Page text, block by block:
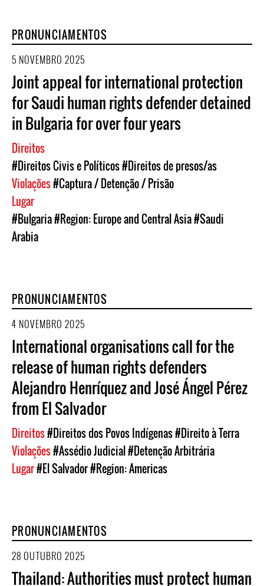
PRONUNCIAMENTOS
5 NOVEMBRO 2025
Joint appeal for international protection
for Saudi human rights defender detained
in Bulgaria for over four years
Direitos
#Direitos Civis e Políticos#Direitos de presos/as
Violações#Captura / Detenção / Prisão
Lugar
#Bulgaria#Region: Europe and Central Asia#Saudi
Arabia
PRONUNCIAMENTOS
4 NOVEMBRO 2025
International organisations call for the
release of human rights defenders
Alejandro Henríquez and José Ángel Pérez
from El Salvador
Direitos#Direitos dos Povos Indígenas#Direito à Terra
Violações#Assédio Judicial#Detenção Arbitrária
Lugar#El Salvador#Region: Americas
PRONUNCIAMENTOS
28 OUTUBRO 2025
Thailand: Authorities must protect human